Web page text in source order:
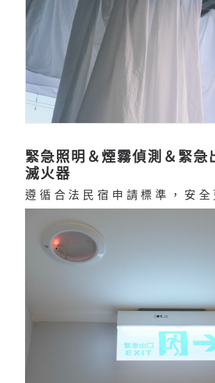
緊急照明＆煙霧偵測＆緊急
滅火器
遵循合法民宿申請標準，安全